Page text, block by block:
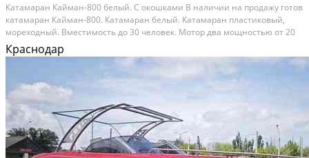
Катамаран Кайман-800 белый. С окошками В наличии на продажу готов
катамаран Кайман-800. Катамаран белый. Катамаран пластиковый,
мореходный. Вместимость до 30 человек. Мотор два мощностью от 20
до 75 л.с. Прочный. Крепкий. Длина-8 метров. Ширина-4, 5 метра.
Транец под мотор. Вместимость до 30...
Краснодар